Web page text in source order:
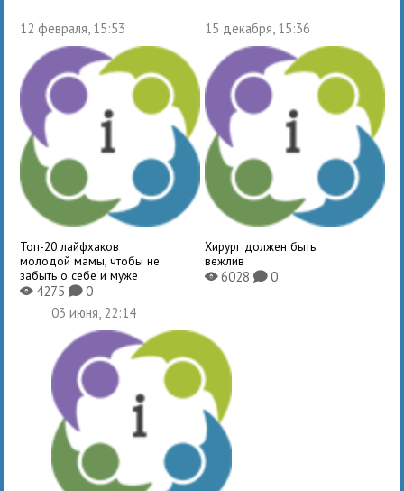
12 февраля, 15:53
Топ-20 лайфхаков
молодой мамы, чтобы не
забыть о себе и муже
X4275K0
15 декабря, 15:36
Хирург должен быть
вежлив
X6028 K0
03 июня, 22:14